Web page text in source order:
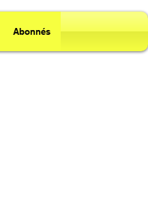
Abonnés